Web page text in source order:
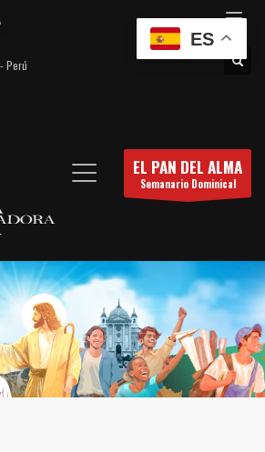
Perú
EL PAN DEL ALMA
Semanario Dominical
ES